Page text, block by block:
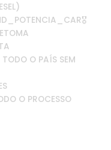
O PAÍS SEM
O PROCESSO